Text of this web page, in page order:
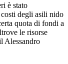
è stato
degli asili nido
quota di fondi a
le risorse
Alessandro